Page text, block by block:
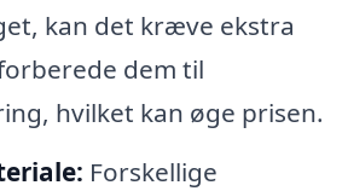
kan det kræve ekstra
dem til
hvilket kan øge prisen.
Forskellige